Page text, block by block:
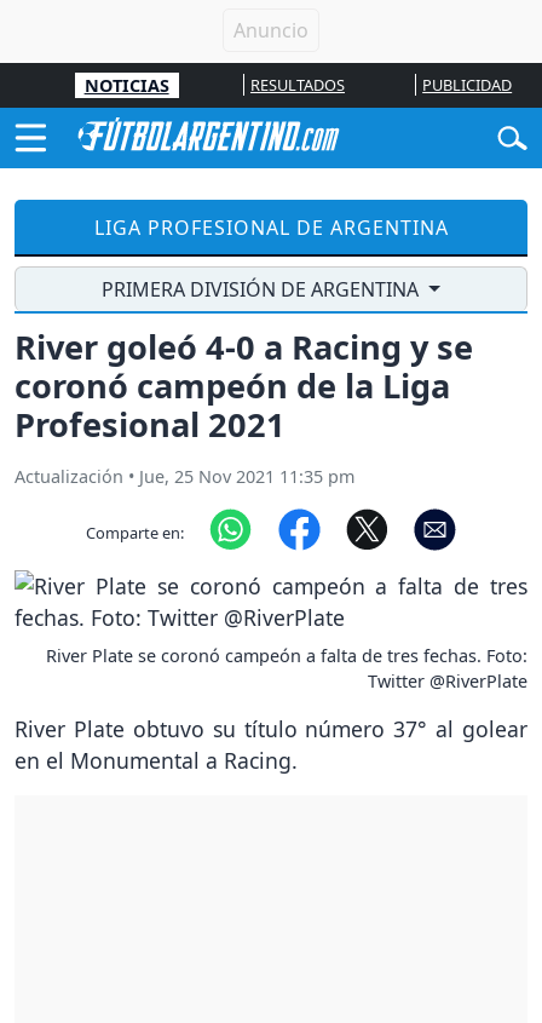
NOTICIAS RESULTADOS PUBLICIDAD
LIGA PROFESIONAL DE ARGENTINA
PRIMERA DIVISIÓN DE ARGENTINA
River goleó 4-0 a Racing y se
coronó campeón de la Liga
Profesional 2021
Actualización • Jue, 25 Nov 2021 11:35 pm
Comparte en:
River Plate se coronó campeón a falta de tres fechas. Foto:
Twitter @RiverPlate
River Plate obtuvo su título número 37° al golear
en el Monumental a Racing.